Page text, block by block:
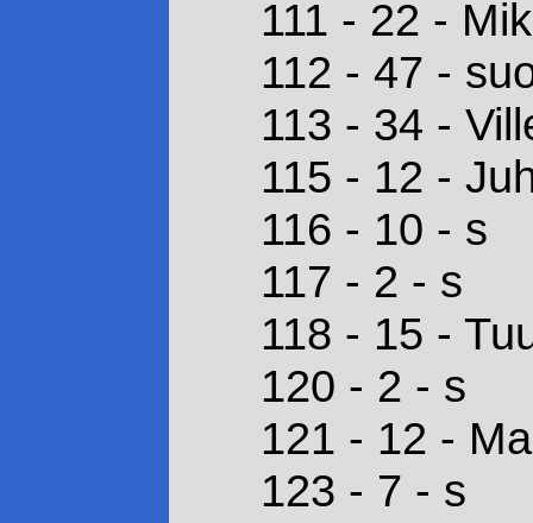
111 - 22 -
112 - 47 -
113 - 34 -
115 - 12 -
116 - 10 - s
117 - 2 - s
118 - 15 -
120 - 2 - s
121 - 12 -
123 - 7 - s